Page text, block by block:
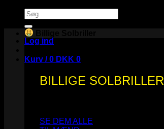
Søg
efter:
Log ind
Kurv /0 DKK 0
Ingen varer i kurven.
BILLIGE SOLBRILLER
SE DEM ALLE